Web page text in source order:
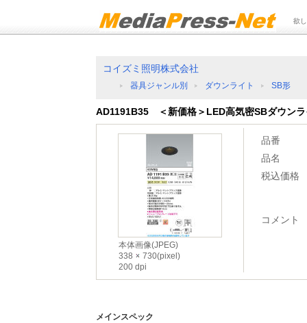
欲
コイズミ照明株式会社
器具ジャンル別 ダウンライト SB形
AD1191B35 ＜新価格＞LED高気密SBダウンラ
本体画像(JPEG)
338
730(pixel)
200 dpi
品番
品名
税込価格
コメント
メインスペック